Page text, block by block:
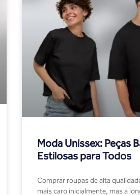
Moda Unissex: Peças
Estilosas para Todos
Comprar roupas de alta
mais caro inicialmente, mas a